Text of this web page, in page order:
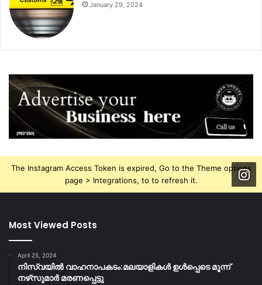
January 29, 2024
The Instagram Access Token is expired, Go to the Theme options
page > Integrations, to to refresh it.
Most Viewed Posts
April 25, 2024
നിസ്‌വയിൽ വാഹനാപകടം:മലയാളികള്‍ ഉള്‍പ്പെടെ മൂന്ന്
നഴ്‌സുമാര്‍ മരണപ്പെട്ടു